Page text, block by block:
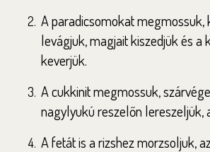
A paradicsomokat megmossuk,
levágjuk, magjait kiszedjük és a
keverjük.
A cukkinit megmossuk,
nagylyukú reszelőn lereszeljük,
A fetát is a rizshez morzsoljuk,